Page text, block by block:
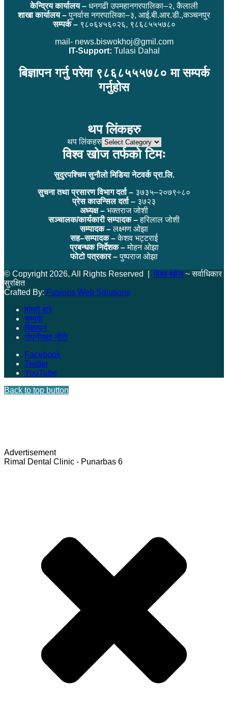
केन्द्रिय कार्यालय – धनगढी उपमहानगरपालिका–२, कैलाली
शाखा कार्यालय –पुनर्वास नगरपालिका–३, आई.बी.आर.डी.,कञ्चनपुर
सम्पर्क –९८०६४५६०२६, ९८६८५५५७८०
mail- news.biswokhoj@gmil.com
IT-Support: Tulasi Dahal
बिज्ञापन गर्नु परेमा ९८६८५५५७८० मा सम्पर्क
गर्नुहोस
थप लिंकहरु
थप लिंकहरु
विश्व खोज तर्फको टिमः
सुदुरपश्चिम सुनौलो मिडिया नेटवर्क प्रा.लि.
सुचना तथा प्रसारण विभाग दर्ता – ३७३५–२०७९÷८०
प्रेस काउन्सिल दर्ता – ३७२३
अध्यक्ष – भक्तराज जोशी
सञ्चालक/कार्यकारी सम्पादक –हरिलाल जोशी
सम्पादक –लक्ष्मण ओझा
सह–सम्पादक –केशव भट्टराई
प्रबन्धक निर्देशक –मोहन ओझा
फोटो पत्रकार –पुष्पराज ओझा
© Copyright 2026, All Rights Reserved | विश्व खोज~ सर्वाधिकार
सुरक्षित
Crafted By: Fusions Web Solutions
हाम्रो बारे
सम्पर्क
विज्ञापन
गोपनीयता नीति
Facebook
Twitter
YouTube
Back to top button
Advertisement
Rimal Dental Clinic - Punarbas 6